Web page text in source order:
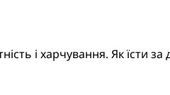
і харчування. Як їсти за